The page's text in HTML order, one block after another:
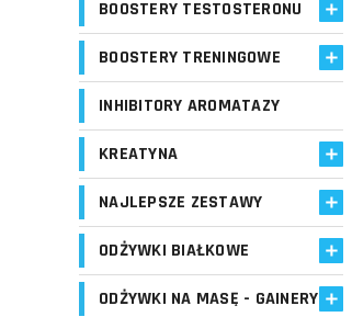
BOOSTERY TESTOSTERONU
BOOSTERY TRENINGOWE
INHIBITORY AROMATAZY
KREATYNA
NAJLEPSZE ZESTAWY
ODŻYWKI BIAŁKOWE
ODŻYWKI NA MASĘ - GAINERY